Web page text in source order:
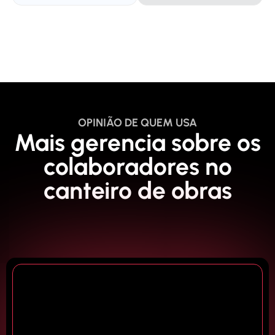
OPINIÃO DE QUEM USA
Mais gerencia sobre os
colaboradores no
canteiro de obras